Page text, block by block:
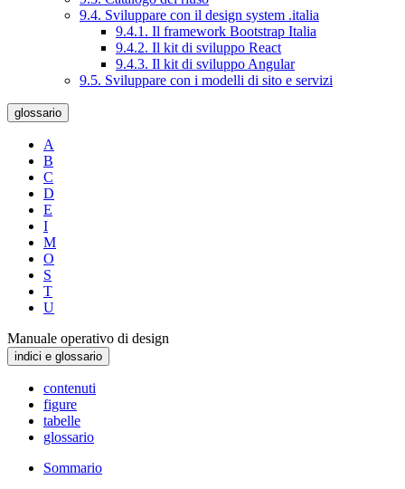
9.4. Sviluppare con il design system .italia
9.4.1. Il framework Bootstrap Italia
9.4.2. Il kit di sviluppo React
9.4.3. Il kit di sviluppo Angular
9.5. Sviluppare con i modelli di sito e servizi
glossario
A
B
C
D
E
I
M
O
S
T
U
Manuale operativo di design
indici e glossario
contenuti
figure
tabelle
glossario
Sommario